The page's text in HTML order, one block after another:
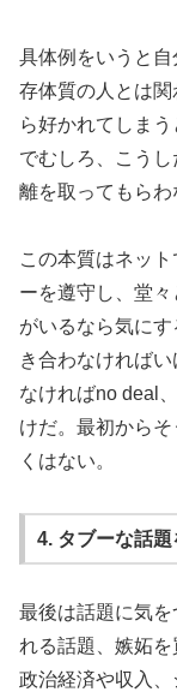
具体例をいうと
存体質の人とは
ら好かれてしま
でむしろ、こう
離を取ってもらわ
この本質はネッ
ーを遵守し、堂
がいるなら気に
き合わなければ
なければno deal
けだ。最初から
くはない。
4. タブーな話
最後は話題に気
れる話題、嫉妬
政治経済や収入、